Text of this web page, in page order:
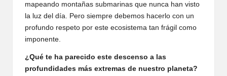
mapeando montañas submarinas que nunca han visto
la luz del día. Pero siempre debemos hacerlo con un
profundo respeto por este ecosistema tan frágil como
imponente.
¿Qué te ha parecido este descenso a las
profundidades más extremas de nuestro planeta?